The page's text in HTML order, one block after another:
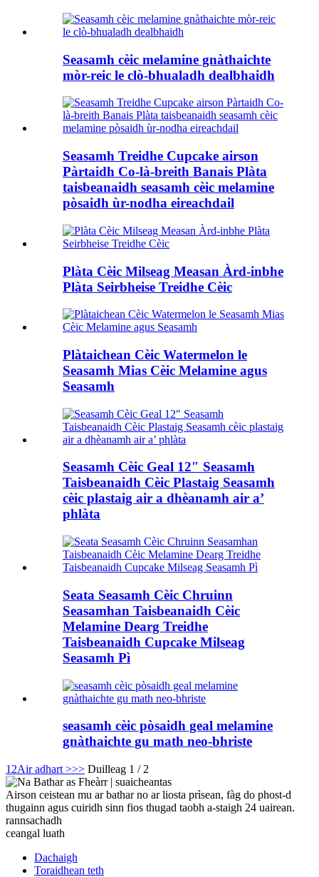
Seasamh cèic melamine gnàthaichte
mòr-reic le clò-bhualadh dealbhaidh
Seasamh Treidhe Cupcake airson
Pàrtaidh Co-là-breith Banais Plàta
taisbeanaidh seasamh cèic melamine
pòsaidh ùr-nodha eireachdail
Plàta Cèic Milseag Measan Àrd-inbhe
Plàta Seirbheise Treidhe Cèic
Plàtaichean Cèic Watermelon le
Seasamh Mias Cèic Melamine agus
Seasamh
Seasamh Cèic Geal 12″ Seasamh
Taisbeanaidh Cèic Plastaig Seasamh
cèic plastaig air a dhèanamh air a’
phlàta
Seata Seasamh Cèic Chruinn
Seasamhan Taisbeanaidh Cèic
Melamine Dearg Treidhe
Taisbeanaidh Cupcake Milseag
Seasamh Pì
seasamh cèic pòsaidh geal melamine
gnàthaichte gu math neo-bhriste
1 2Air adhart >>> Duilleag 1 / 2
Airson ceistean mu ar bathar no ar liosta prìsean, fàg do phost-d
thugainn agus cuiridh sinn fios thugad taobh a-staigh 24 uairean.
rannsachadh
ceangal luath
Dachaigh
Toraidhean teth